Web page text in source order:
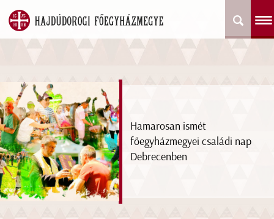
Hamarosan ismét
főegyházmegyei családi nap
Debrecenben